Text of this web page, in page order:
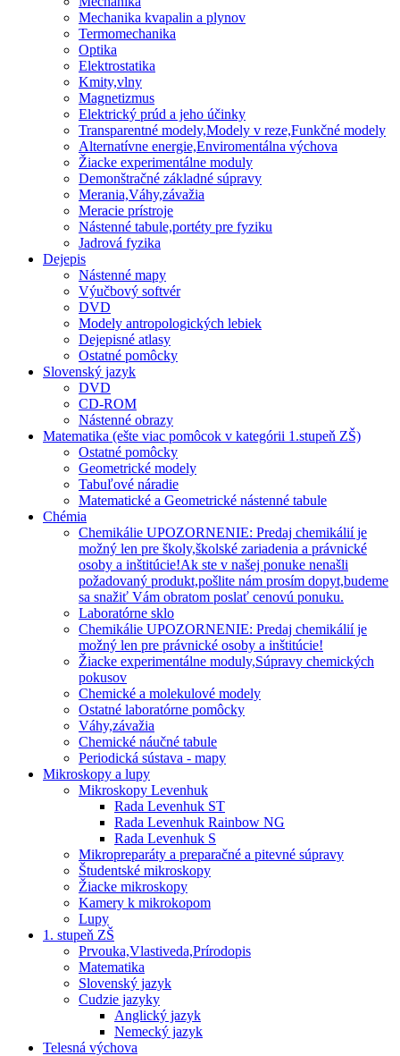
Mechanika kvapalin a plynov
Termomechanika
Optika
Elektrostatika
Kmity,vlny
Magnetizmus
Elektrický prúd a jeho účinky
Transparentné modely,Modely v reze,Funkčné modely
Alternatívne energie,Enviromentálna výchova
Žiacke experimentálne moduly
Demonštračné základné súpravy
Merania,Váhy,závažia
Meracie prístroje
Nástenné tabule,portéty pre fyziku
Jadrová fyzika
Dejepis
Nástenné mapy
Výučbový softvér
DVD
Modely antropologických lebiek
Dejepisné atlasy
Ostatné pomôcky
Slovenský jazyk
DVD
CD-ROM
Nástenné obrazy
Matematika (ešte viac pomôcok v kategórii 1.stupeň ZŠ)
Ostatné pomôcky
Geometrické modely
Tabuľové náradie
Matematické a Geometrické nástenné tabule
Chémia
Chemikálie UPOZORNENIE: Predaj chemikálií je
možný len pre školy,školské zariadenia a právnické
osoby a inštitúcie!Ak ste v našej ponuke nenašli
požadovaný produkt,pošlite nám prosím dopyt,budeme
sa snažiť Vám obratom poslať cenovú ponuku.
Laboratórne sklo
Chemikálie UPOZORNENIE: Predaj chemikálií je
možný len pre právnické osoby a inštitúcie!
Žiacke experimentálne moduly,Súpravy chemických
pokusov
Chemické a molekulové modely
Ostatné laboratórne pomôcky
Váhy,závažia
Chemické náučné tabule
Periodická sústava - mapy
Mikroskopy a lupy
Mikroskopy Levenhuk
Rada Levenhuk ST
Rada Levenhuk Rainbow NG
Rada Levenhuk S
Mikropreparáty a preparačné a pitevné súpravy
Študentské mikroskopy
Žiacke mikroskopy
Kamery k mikrokopom
Lupy
1. stupeň ZŠ
Prvouka,Vlastiveda,Prírodopis
Matematika
Slovenský jazyk
Cudzie jazyky
Anglický jazyk
Nemecký jazyk
Telesná výchova